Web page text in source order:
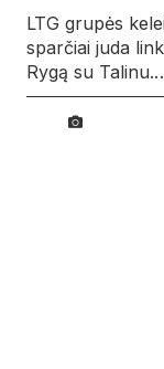
LTG grupės
sparčiai juda
Rygą su